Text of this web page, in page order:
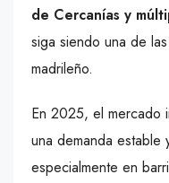
de Cercanías y
siga siendo una de
madrileño.
En 2025, el mercado
una demanda estable
especialmente en